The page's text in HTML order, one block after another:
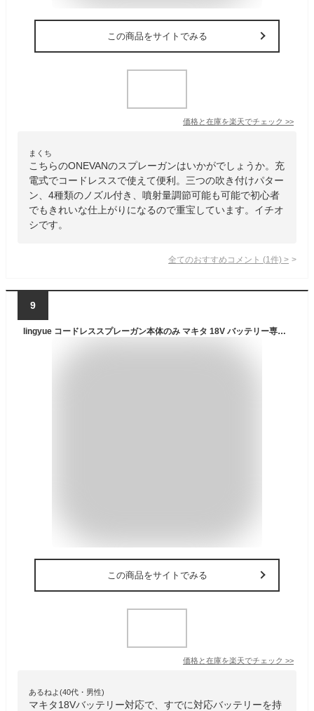
この商品をサイトでみる
価格と在庫を楽天でチェック >>
まくち
こちらのONEVANのスプレーガンはいかがでしょうか。充
電式でコードレススで使えて便利。三つの吹き付けパター
ン、4種類のノズル付き、噴射量調節可能も可能で初心者
でもきれいな仕上がりになるので重宝しています。イチオ
シです。
全てのおすすめコメント (1 件) >
9
lingyue コードレススプレーガン本体のみ マキタ 18V バッテリー専用 BL1830 BL1840 BL1850B BL1860B バッテリー 本体のみ
この商品をサイトでみる
価格と在庫を楽天でチェック >>
あるねよ(40代・男性)
マキタ18Vバッテリー対応で、すでに対応バッテリーを持